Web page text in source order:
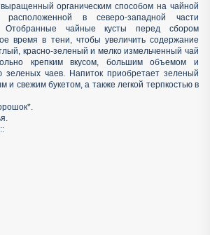
органическим способом на чайной
расположенной в северо-западной части
Отобранные чайные кусты перед сбором
время в тени, чтобы увеличить содержание
красно-зеленый и мелко измельченный чай
крепким вкусом, большим объемом и
зеленых чаев. Напиток приобретает зеленый
и свежим букетом, а также легкой терпкостью в